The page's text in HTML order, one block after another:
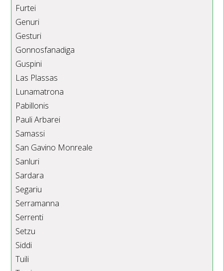
Furtei
Genuri
Gesturi
Gonnosfanadiga
Guspini
Las Plassas
Lunamatrona
Pabillonis
Pauli Arbarei
Samassi
San Gavino Monreale
Sanluri
Sardara
Segariu
Serramanna
Serrenti
Setzu
Siddi
Tuili